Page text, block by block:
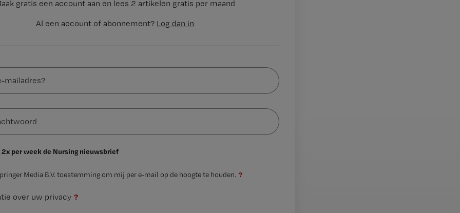
gratis een account aan en lees 2 artikelen gratis per maand
Al een account of abonnement? Log dan in
2x per week de Nursing nieuwsbrief
Media B.V. toestemming om mij per e-mail op de hoogte te houden. ?
over uw privacy ?